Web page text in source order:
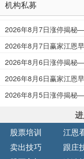
机构私募
2026年8月7日涨停揭秘
2026年8月7日赢家江恩
2026年8月6日涨停揭秘
2026年8月6日赢家江恩
2026年8月5日涨停揭秘
股票培训 江恩
卖出技巧
跟庄